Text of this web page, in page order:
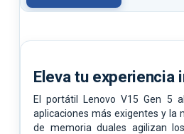
Eleva tu experiencia
El portátil Lenovo V15 Gen 5
aplicaciones más exigentes y la
de memoria duales agilizan